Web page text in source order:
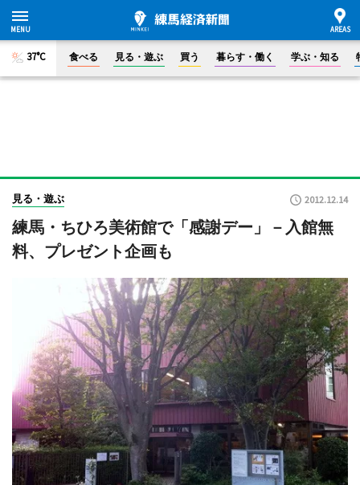
37°C 食べる 見る・遊ぶ 買う 暮らす・働く 学ぶ・知る
見る・遊ぶ 2012.12.14
練馬・ちひろ美術館で「感謝デー」－入館無
料、プレゼント企画も